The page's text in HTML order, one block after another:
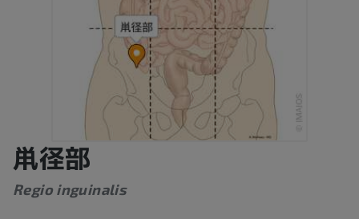
鼡径部
Regio inguinalis